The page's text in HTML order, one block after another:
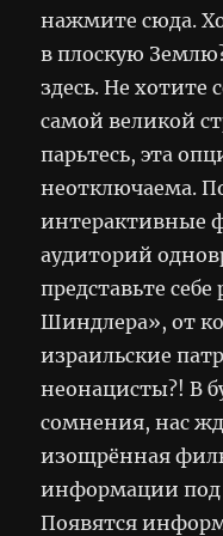
нажмите сюда.
в плоскую
здесь. Не хотите
самой великой
парьтесь, эта
неотключаема.
интерактивные
аудиторий
представьте
Шиндлера», от
израильские
неонацисты?! В
сомнения, нас
изощрённая
информации под
Появятся